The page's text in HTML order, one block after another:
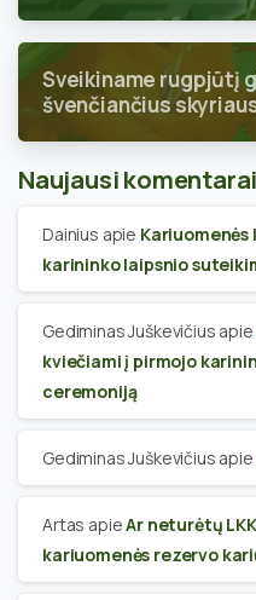
Sveikiname rugpjūtį
švenčiančius
Naujausi komentarai
Dainius apie
karininko laipsnio
Gediminas Juškevičius apie
kviečiami į pirmojo
ceremoniją
Gediminas Juškevičius apie
Artas apieAr neturėtų
kariuomenės rezervo